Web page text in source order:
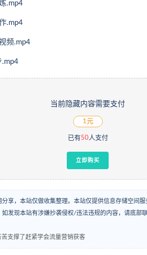
.mp4
.mp4
频.mp4
.mp4
当前隐藏内容需要支付
1元
已有50人支付
立即购买
享，本站仅做收集整理。本站仅提供信息存储空间
发现本站有涉嫌抄袭侵权/违法违规的内容，请底部
支撑了赶紧学会流量营销获客